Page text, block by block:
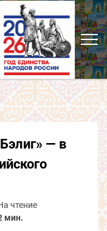
— в
чтение
мин.